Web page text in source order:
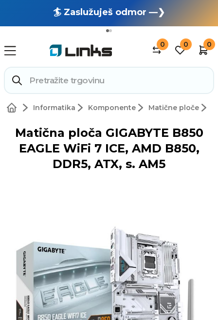
🏄 Zaslužuješ odmor —❯
🔥 OUTLET: TOTALNA RASPRODAJA —❯
0 0 0
Informatika Komponente Matične ploče
Matična ploča GIGABYTE B850
EAGLE WiFi 7 ICE, AMD B850,
DDR5, ATX, s. AM5